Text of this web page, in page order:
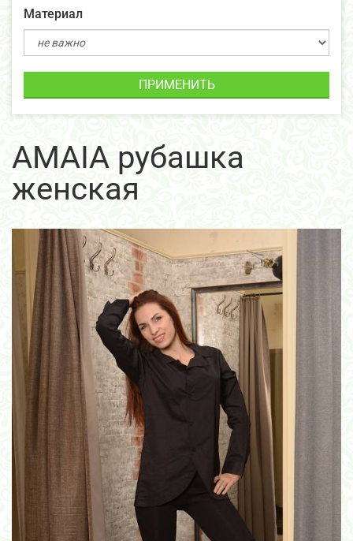
Материал
ПРИМЕНИТЬ
AMAIA рубашка
женская